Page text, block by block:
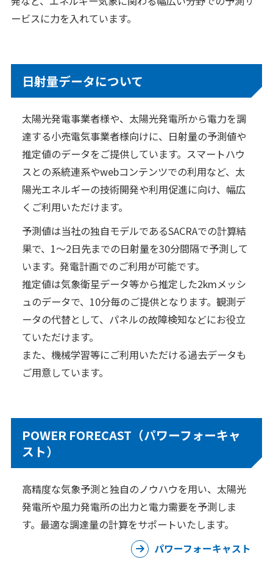
2026年
2023年
2022年
2021年
2020年
企業情報
メッセージ
会社概要
日本気象の歴史
オフィス
環境・サステナビリティ
情報セキュリティ
スカイスポーツ支援
技術情報
事例紹介
気象情報活用のご相談
お問い合わせ
English
ービスに力を入れています。
日射量データについて
太陽光発電事業者様や、太陽光発電所から電力を調
達する小売電気事業者様向けに、日射量の予測値や
推定値のデータをご提供しています。スマートハウ
スとの系統連系やwebコンテンツでの利用など、太
陽光エネルギーの技術開発や利用促進に向け、幅広
くご利用いただけます。
予測値は当社の独自モデルであるSACRAでの計算結
果で、1～2日先までの日射量を30分間隔で予測して
います。発電計画でのご利用が可能です。
推定値は気象衛星データ等から推定した2kmメッシ
ュのデータで、10分毎のご提供となります。観測デ
ータの代替として、パネルの故障検知などにお役立
ていただけます。
また、機械学習等にご利用いただける過去データも
ご用意しています。
POWER FORECAST（パワーフォーキャ
スト）
高精度な気象予測と独自のノウハウを用い、太陽光
発電所や風力発電所の出力と電力需要を予測しま
す。最適な調達量の計算をサポートいたします。
パワーフォーキャスト